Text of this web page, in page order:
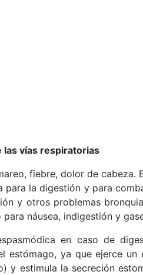
vías respiratorias
fiebre, dolor de
para la digestión y para
y otros problemas
náusea, indigestión y
en caso de
estómago, ya que ejerce
y estimula la secreción